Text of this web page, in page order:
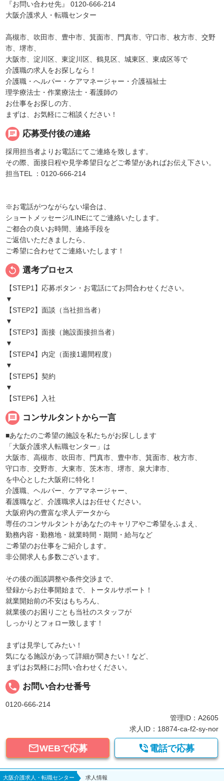
『お問い合わせ先』 0120-666-214
大阪介護求人・転職センター
高槻市、吹田市、豊中市、箕面市、門真市、守口市、枚方市、交野
市、堺市、
大阪市、淀川区、東淀川区、鶴見区、城東区、東成区等で
介護職の求人をお探しなら！
介護職・へルパー・ケアマネージャー・介護福祉士
理学療法士・作業療法士・看護師の
お仕事をお探しの方、
まずは、お気軽にご相談ください！
chat 応募受付後の連絡
採用担当者よりお電話にてご連絡を致します。
その際、面接日程や見学希望日などご希望があればお伝え下さい。
担当TEL ：0120-666-214
※お電話がつながらない場合は、
ショートメッセージ/LINEにてご連絡いたします。
ご都合の良いお時間、連絡手段を
ご返信いただきましたら、
ご希望に合わせてご連絡いたします！
replay 選考プロセス
【STEP1】応募ボタン・お電話にてお問合わせください。
▼
【STEP2】面談（当社担当者）
▼
【STEP3】面接（施設面接担当者）
▼
【STEP4】内定（面接1週間程度）
▼
【STEP5】契約
▼
【STEP6】入社
message コンサルタントから一言
■あなたのご希望の施設を私たちがお探しします
「大阪介護求人転職センター」は
大阪市、高槻市、吹田市、門真市、豊中市、箕面市、枚方市、
守口市、交野市、大東市、茨木市、堺市、泉大津市、
を中心とした大阪府に特化！
介護職、ヘルパー、ケアマネージャー、
看護職など、介護職求人はお任せください。
大阪府内の豊富な求人データから
専任のコンサルタントがあなたのキャリアやご希望をふまえ、
勤務内容・勤務地・就業時間・期間・給与など
ご希望のお仕事をご紹介します。
非公開求人も多数ございます。
その後の面談調整や条件交渉まで、
登録からお仕事開始まで、トータルサポート！
就業開始前の不安はもちろん、
就業後のお困りごとも当社のスタッフが
しっかりとフォロー致します！
まずは見学してみたい！
気になる施設があって詳細が聞きたい！など、
まずはお気軽にお問い合わせください。
local_phone お問い合わせ番号
0120-666-214
管理ID：A2605
求人ID：18874-ca-f2-sy-nor
WEBで応募  電話で応募
大阪介護求人・転職センター 求人情報